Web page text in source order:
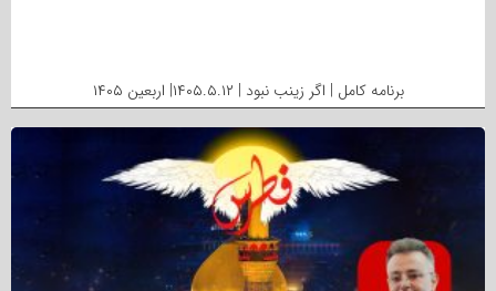
برنامه کامل | اگر زینب نبود | ۱۴۰۵.۵.۱۲| اربعین ۱۴۰۵